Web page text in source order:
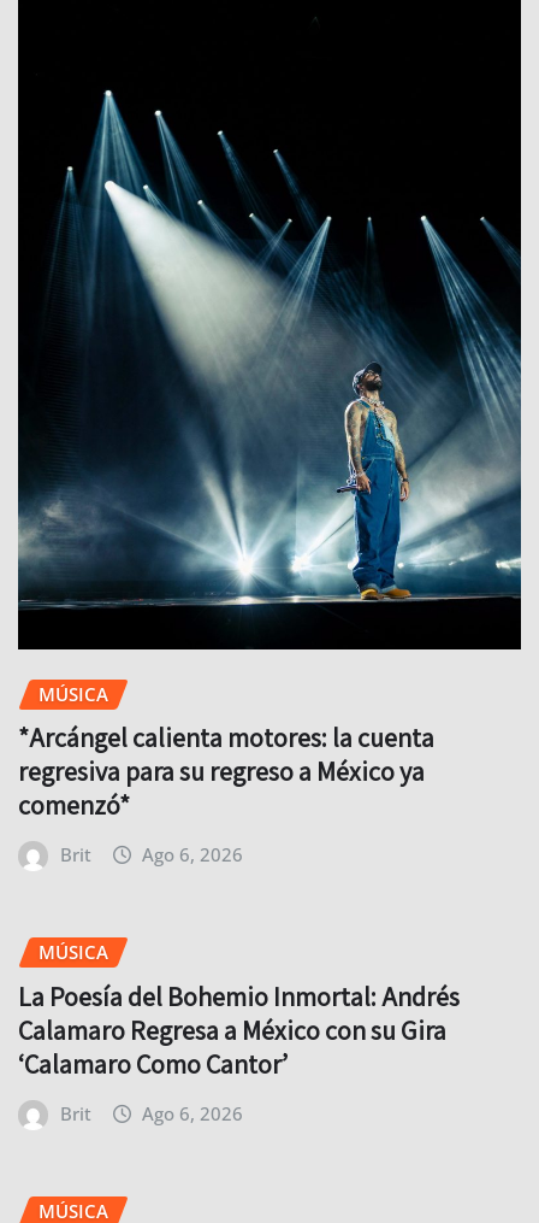
MÚSICA
*Arcángel calienta motores: la cuenta
regresiva para su regreso a México ya
comenzó*
Brit Ago 6, 2026
MÚSICA
La Poesía del Bohemio Inmortal: Andrés
Calamaro Regresa a México con su Gira
‘Calamaro Como Cantor’
Brit Ago 6, 2026
MÚSICA